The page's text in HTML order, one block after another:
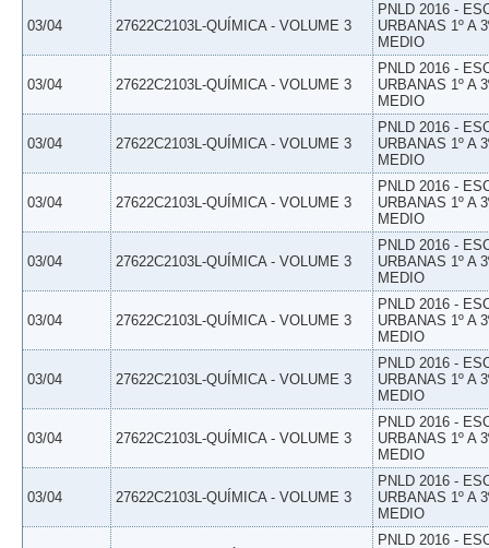
03/04 27622C2103L-QUÍMICA - VOLUME 3
PNLD 2016 -
URBANAS 1º A
MEDIO
03/04 27622C2103L-QUÍMICA - VOLUME 3
PNLD 2016 -
URBANAS 1º A
MEDIO
03/04 27622C2103L-QUÍMICA - VOLUME 3
PNLD 2016 -
URBANAS 1º A
MEDIO
03/04 27622C2103L-QUÍMICA - VOLUME 3
PNLD 2016 -
URBANAS 1º A
MEDIO
03/04 27622C2103L-QUÍMICA - VOLUME 3
PNLD 2016 -
URBANAS 1º A
MEDIO
03/04 27622C2103L-QUÍMICA - VOLUME 3
PNLD 2016 -
URBANAS 1º A
MEDIO
03/04 27622C2103L-QUÍMICA - VOLUME 3
PNLD 2016 -
URBANAS 1º A
MEDIO
03/04 27622C2103L-QUÍMICA - VOLUME 3
PNLD 2016 -
URBANAS 1º A
MEDIO
03/04 27622C2103L-QUÍMICA - VOLUME 3
PNLD 2016 -
URBANAS 1º A
MEDIO
PNLD 2016 -